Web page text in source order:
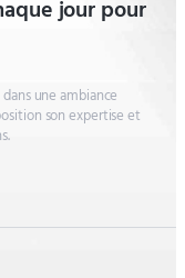
jour pour
une ambiance
son expertise et